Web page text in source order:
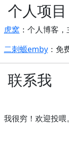
个人项目
虎窝 ：个人博客
二刺螈emby ：免
联系我
我很穷！欢迎投喂